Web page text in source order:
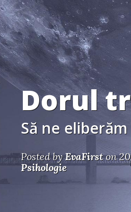
Dorul
Să ne eliberăm
Posted byEvaFirston
Psihologie